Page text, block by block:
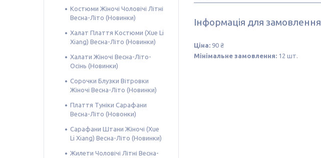
Інформація для замовлення
Ціна: 90 ₴
Мінімальне замовлення: 12 шт.
Костюми Жіночі Чоловічі Літні
Весна-Літо (Новинки)
Халат Плаття Костюми (Xue Li
Xiang) Весна-Літо (Новинки)
Халати Жіночі Весна-Літо-
Осінь (Новинки)
Сорочки Блузки Вітровки
Жіночі Весна-Літо (Новинки)
Плаття Туніки Сарафани
Весна-Літо (Новонки)
Сарафани Штани Жіночі (Xue
Li Xiang) Весна-Літо (Новинки)
Жилети Чоловічі Літні Весна-